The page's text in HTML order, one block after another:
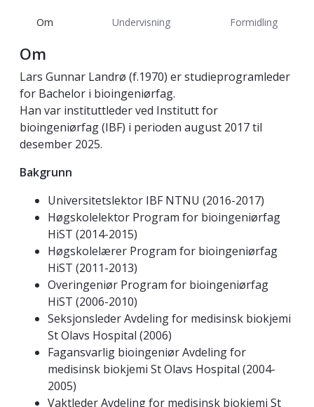
Om Undervisning Formidling
Om
Lars Gunnar Landrø (f.1970) er studieprogramleder
for Bachelor i bioingeniørfag.
Han var instituttleder ved Institutt for
bioingeniørfag (IBF) i perioden august 2017 til
desember 2025.
Bakgrunn
Universitetslektor IBF NTNU (2016-2017)
Høgskolelektor Program for bioingeniørfag
HiST (2014-2015)
Høgskolelærer Program for bioingeniørfag
HiST (2011-2013)
Overingeniør Program for bioingeniørfag
HiST (2006-2010)
Seksjonsleder Avdeling for medisinsk biokjemi
St Olavs Hospital (2006)
Fagansvarlig bioingeniør Avdeling for
medisinsk biokjemi St Olavs Hospital (2004-
2005)
Vaktleder Avdeling for medisinsk biokjemi St